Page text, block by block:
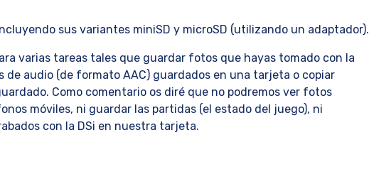
sus variantes miniSD y microSD (utilizando un adaptador).
varias tareas tales que guardar fotos que hayas tomado con la
de audio (de formato AAC) guardados en una tarjeta o copiar
Como comentario os diré que no podremos ver fotos
móviles, ni guardar las partidas (el estado del juego), ni
con la DSi en nuestra tarjeta.